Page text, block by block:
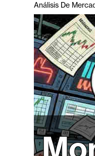
C
r
i
p
t
o
M
e
r
c
a
Análisis De